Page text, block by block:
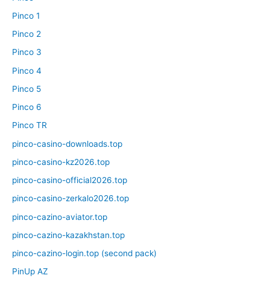
Pinco 1
Pinco 2
Pinco 3
Pinco 4
Pinco 5
Pinco 6
Pinco TR
pinco-casino-downloads.top
pinco-casino-kz2026.top
pinco-casino-official2026.top
pinco-casino-zerkalo2026.top
pinco-cazino-aviator.top
pinco-cazino-kazakhstan.top
pinco-cazino-login.top (second pack)
PinUp AZ